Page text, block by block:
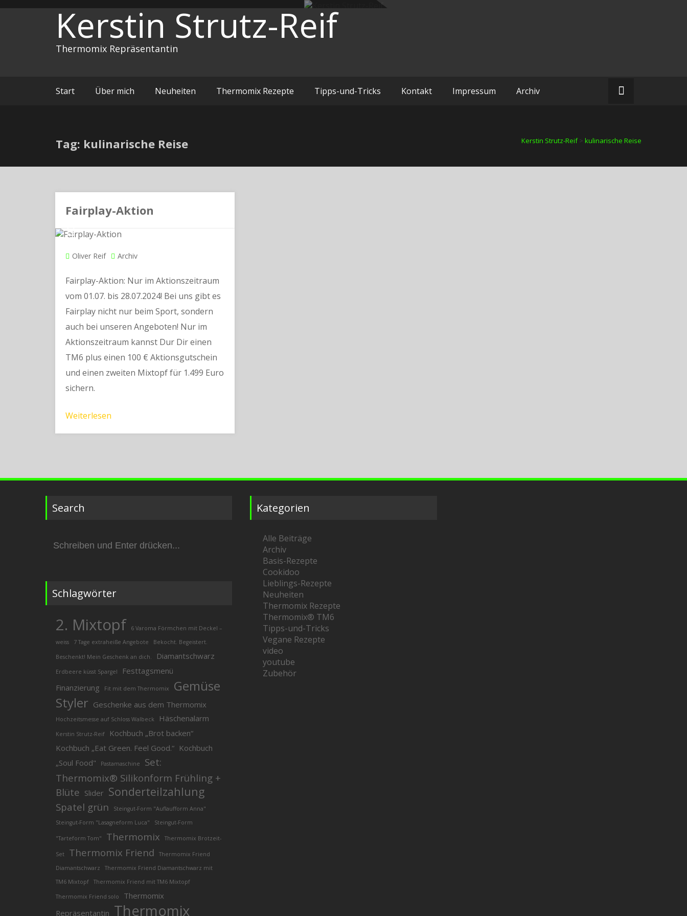
Kerstin Strutz-Reif
Thermomix Repräsentantin
Start Über mich Neuheiten Thermomix Rezepte Tipps-und-Tricks Kontakt Impressum Archiv
Tag: kulinarische Reise Kerstin Strutz-Reif> kulinarische Reise
Fairplay-Aktion
Oliver Reif Archiv
Fairplay-Aktion: Nur im Aktionszeitraum
vom 01.07. bis 28.07.2024! Bei uns gibt es
Fairplay nicht nur beim Sport, sondern
auch bei unseren Angeboten! Nur im
Aktionszeitraum kannst Dur Dir einen
TM6 plus einen 100 € Aktionsgutschein
und einen zweiten Mixtopf für 1.499 Euro
sichern.
Weiterlesen
Search
nach:
Schlagwörter
2. Mixtopf
6 Varoma Förmchen mit Deckel –
weiss
7 Tage extraheiße Angebote Bekocht. Begeistert.
Beschenkt! Mein Geschenk an dich. Diamantschwarz
Erdbeere küsst Spargel
Festtagsmenü
Finanzierung
Fit mit dem Thermomix
Gemüse
Styler Geschenke aus dem Thermomix
Hochzeitsmesse auf Schloss Walbeck Häschenalarm
Kerstin Strutz-Reif
Kochbuch „Brot backen“
Kochbuch „Eat Green. Feel Good.“ Kochbuch
„Soul Food"
Pastamaschine
Set:
Thermomix® Silikonform Frühling +
Blüte Slider Sonderteilzahlung
Spatel grün
Steingut-Form "Auflaufform Anna"
Steingut-Form "Lasagneform Luca"
Steingut-Form
"Tarteform Tom" Thermomix Thermomix Brotzeit-
Set Thermomix Friend
Thermomix Friend
Diamantschwarz
Thermomix Friend Diamantschwarz mit
TM6 Mixtopf
Thermomix Friend mit TM6 Mixtopf
Thermomix Friend solo
Thermomix
Repräsentantin Thermomix
Kategorien
Alle Beiträge
Archiv
Basis-Rezepte
Cookidoo
Lieblings-Rezepte
Neuheiten
Thermomix Rezepte
Thermomix® TM6
Tipps-und-Tricks
Vegane Rezepte
video
youtube
Zubehör